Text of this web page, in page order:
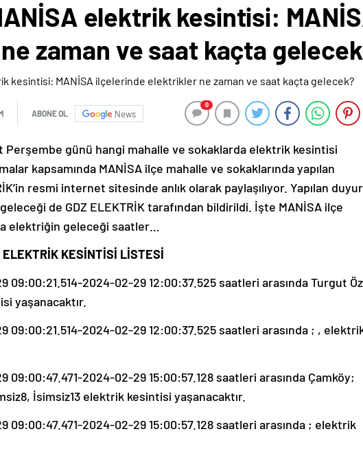
elektrik kesintisi:
zaman ve saat kaçta
ABONE OL News
0
Perşembe günü hangi mahalle ve sokaklarda elektrik kesintisi
kapsamında MANİSA ilçe mahalle ve sokaklarında yapılan
resmi internet sitesinde anlık olarak paylaşılıyor. Yapılan
de GDZ ELEKTRİK tarafından bildirildi. İşte MANİSA ilçe
elektriğin geleceği saatler…
KESİNTİSİ LİSTESİ
09:00:21.514-2024-02-29 12:00:37.525 saatleri arasında Turgut
yaşanacaktır.
09:00:21.514-2024-02-29 12:00:37.525 saatleri arasında ; ,
2024-02-29 15:00:57.128 saatleri arasında Çamköy;
İsimsiz13 elektrik kesintisi yaşanacaktır.
09:00:47.471-2024-02-29 15:00:57.128 saatleri arasında ; elektrik